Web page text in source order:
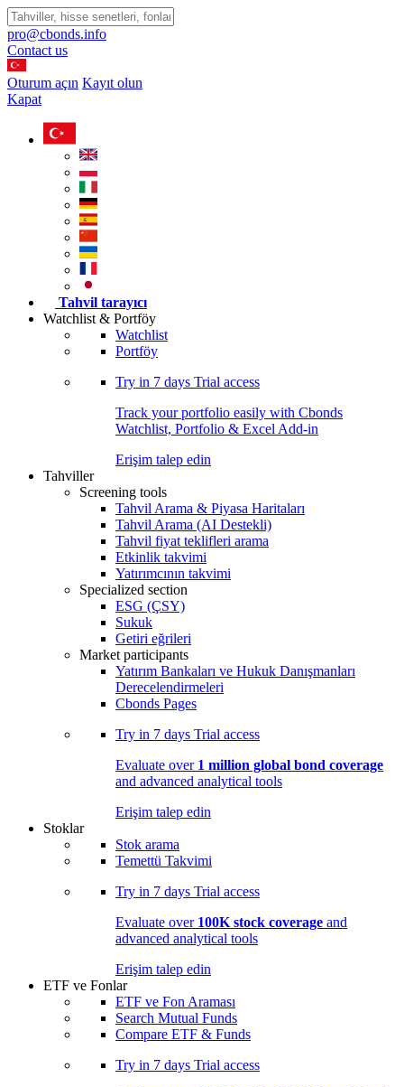
pro@cbonds.info
Contact us
Oturum açın Kayıt olun
Kapat
Tahvil tarayıcı
Watchlist & Portföy
Watchlist
Portföy
Try in 7 days Trial access
Track your portfolio easily with Cbonds
Watchlist, Portfolio & Excel Add-in
Erişim talep edin
Tahviller
Screening tools
Tahvil Arama & Piyasa Haritaları
Tahvil Arama (AI Destekli)
Tahvil fiyat teklifleri arama
Etkinlik takvimi
Yatırımcının takvimi
Specialized section
ESG (ÇSY)
Sukuk
Getiri eğrileri
Market participants
Yatırım Bankaları ve Hukuk Danışmanları
Derecelendirmeleri
Cbonds Pages
Try in 7 days Trial access
Evaluate over 1 million global bond coverage
and advanced analytical tools
Erişim talep edin
Stoklar
Stok arama
Temettü Takvimi
Try in 7 days Trial access
Evaluate over 100K stock coverage and
advanced analytical tools
Erişim talep edin
ETF ve Fonlar
ETF ve Fon Araması
Search Mutual Funds
Compare ETF & Funds
Try in 7 days Trial access